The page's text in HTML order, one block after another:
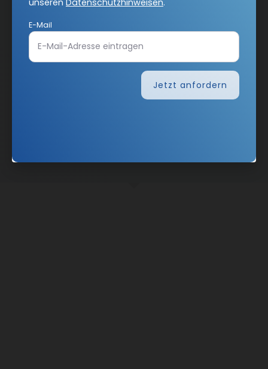
unseren Datenschutzhinweisen.
E-Mail
Jetzt anfordern